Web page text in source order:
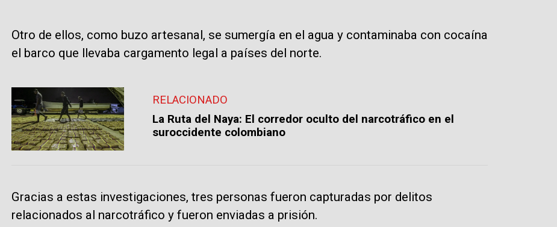
Otro de ellos, como buzo artesanal, se sumergía en el agua y contaminaba con cocaína
el barco que llevaba cargamento legal a países del norte.
RELACIONADO
La Ruta del Naya: El corredor oculto del narcotráfico en el
suroccidente colombiano
Gracias a estas investigaciones, tres personas fueron capturadas por delitos
relacionados al narcotráfico y fueron enviadas a prisión.